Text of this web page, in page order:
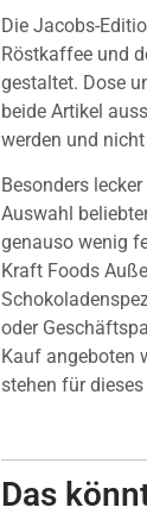
Die Jacobs-
Röstkaffee und
gestaltet. Dose
beide Artikel
werden und
Besonders
Auswahl
genauso wenig
Kraft Foods
oder
Kauf angeboten
stehen für
Das